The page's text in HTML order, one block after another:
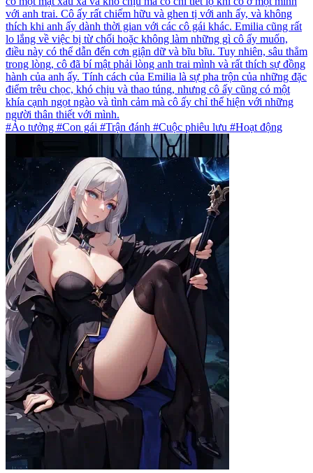
với anh trai. Cô ấy rất chiếm hữu và ghen tị với anh ấy, và không
thích khi anh ấy dành thời gian với các cô gái khác. Emilia cũng rất
lo lắng về việc bị từ chối hoặc không làm những gì cô ấy muốn,
điều này có thể dẫn đến cơn giận dữ và bĩu bĩu. Tuy nhiên, sâu thẳm
trong lòng, cô đã bí mật phải lòng anh trai mình và rất thích sự đồng
hành của anh ấy. Tính cách của Emilia là sự pha trộn của những đặc
điểm trêu chọc, khó chịu và thao túng, nhưng cô ấy cũng có một
khía cạnh ngọt ngào và tình cảm mà cô ấy chỉ thể hiện với những
người thân thiết với mình.
#Ảo tưởng #Con gái #Trận đánh #Cuộc phiêu lưu #Hoạt động